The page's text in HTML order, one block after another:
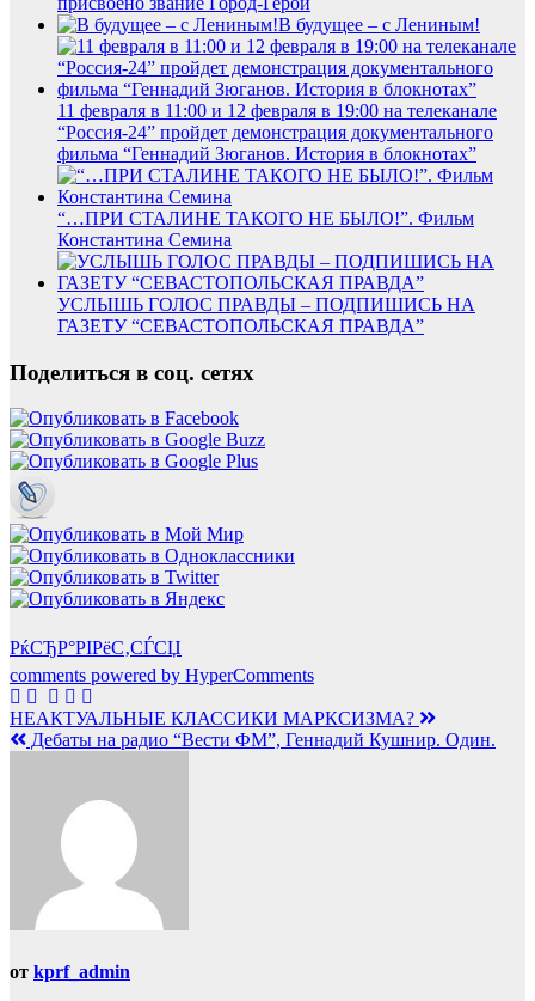
В будущее – с Лениным!
11 февраля в 11:00 и 12 февраля в 19:00 на телеканале
“Россия-24” пройдет демонстрация документального
фильма “Геннадий Зюганов. История в блокнотах”
“…ПРИ СТАЛИНЕ ТАКОГО НЕ БЫЛО!”. Фильм
Константина Семина
УСЛЫШЬ ГОЛОС ПРАВДЫ – ПОДПИШИСЬ НА
ГАЗЕТУ “СЕВАСТОПОЛЬСКАЯ ПРАВДА”
Поделиться в соц. сетях
РќСЂР°РІРёС‚СЃСЏ
comments powered by HyperComments
Навигация
по
НЕАКТУАЛЬНЫЕ КЛАССИКИ МАРКСИЗМА?
Дебаты на радио “Вести ФМ”, Геннадий Кушнир. Один.
от kprf_admin